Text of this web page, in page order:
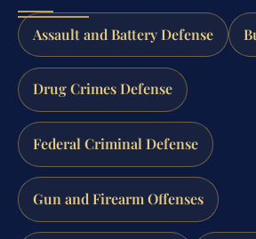
Assault and Battery Defense
Drug Crimes Defense
Federal Criminal Defense
Gun and Firearm Offenses